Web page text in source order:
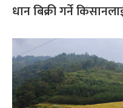
धान बिक्री गर्ने